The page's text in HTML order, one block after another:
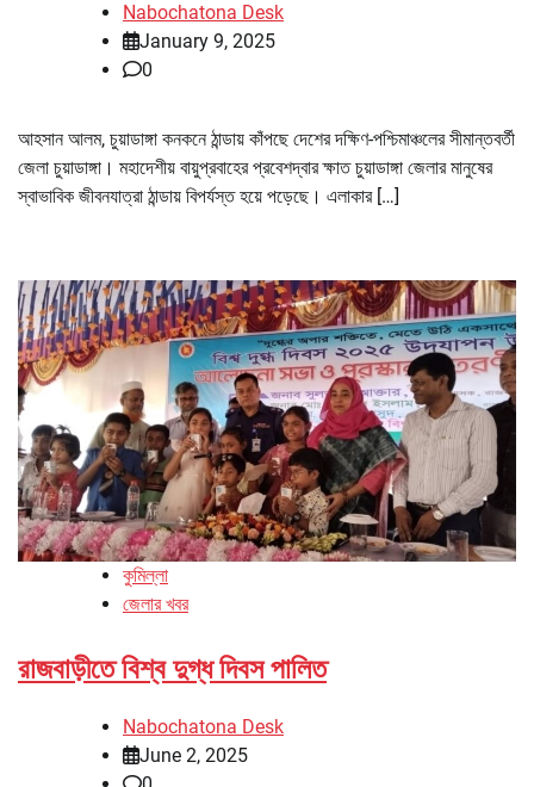
Nabochatona Desk
January 9, 2025
0
আহসান আলম, চুয়াডাঙ্গা কনকনে ঠান্ডায় কাঁপছে দেশের দক্ষিণ-পশ্চিমাঞ্চলের সীমান্তবর্তী
জেলা চুয়াডাঙ্গা। মহাদেশীয় বায়ুপ্রবাহের প্রবেশদ্বার ক্ষাত চুয়াডাঙ্গা জেলার মানুষের
স্বাভাবিক জীবনযাত্রা ঠান্ডায় বিপর্যস্ত হয়ে পড়েছে। এলাকার […]
কুমিল্লা
জেলার খবর
রাজবাড়ীতে বিশ্ব দুগ্ধ দিবস পালিত
Nabochatona Desk
June 2, 2025